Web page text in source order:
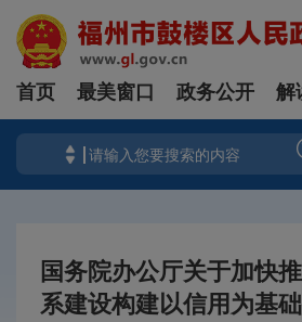
首页 最美窗口 政务公开 解
国务院办公厅关于加快
系建设构建以信用为基